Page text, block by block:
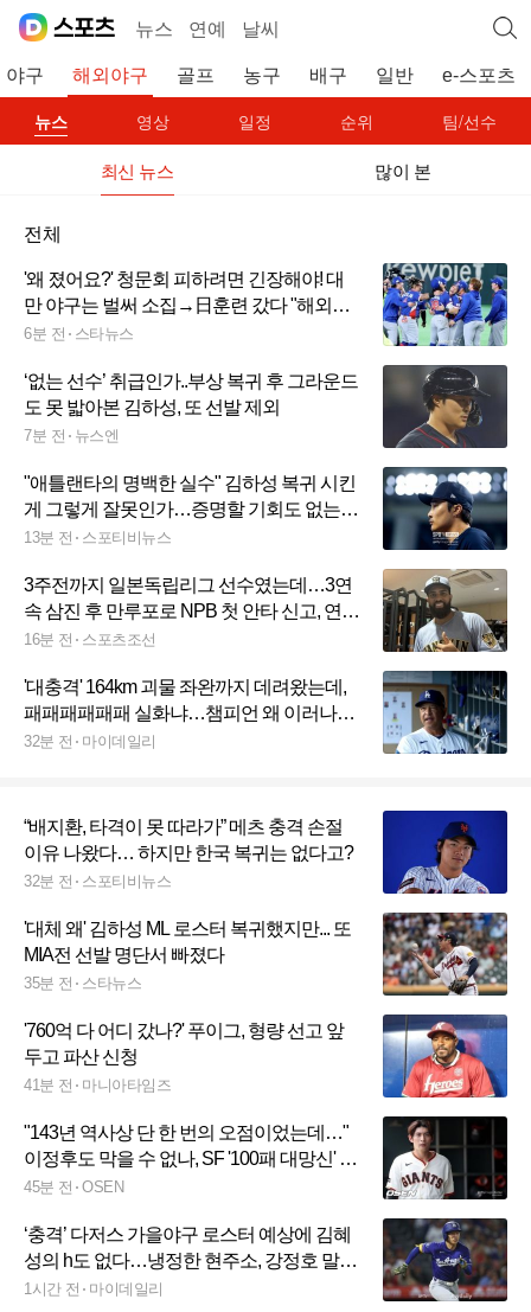
뉴스 연예 날씨
야구 해외야구 골프 농구 배구 일반 e-스포츠
뉴스 영상 일정 순위 팀/선수
최신 뉴스 많이 본
전체
'왜 졌어요?' 청문회 피하려면 긴장해야! 대
만 야구는 벌써 소집→日훈련 갔다 "해외파
다수 합류 예정"
6분 전 스타뉴스
‘없는 선수’ 취급인가..부상 복귀 후 그라운드
도 못 밟아본 김하성, 또 선발 제외
7분 전 뉴스엔
"애틀랜타의 명백한 실수" 김하성 복귀 시킨
게 그렇게 잘못인가…증명할 기회도 없는
데, 쏟아지는 직격탄
13분 전 스포티비뉴스
3주전까지 일본독립리그 선수였는데…3연
속 삼진 후 만루포로 NPB 첫 안타 신고, 연봉
8500만원 외국인 타자 측정불가 괴력[민창
16분 전 스포츠조선
'대충격' 164km 괴물 좌완까지 데려왔는데,
패패패패패패 실화냐…챔피언 왜 이러나
"지는 건 정말 괴롭다, 다시 이겨야 한다"
32분 전 마이데일리
“배지환, 타격이 못 따라가” 메츠 충격 손절
이유 나왔다… 하지만 한국 복귀는 없다고?
32분 전 스포티비뉴스
'대체 왜' 김하성 ML 로스터 복귀했지만... 또
MIA전 선발 명단서 빠졌다
35분 전 스타뉴스
'760억 다 어디 갔나?' 푸이그, 형량 선고 앞
두고 파산 신청
41분 전 마니아타임즈
"143년 역사상 단 한 번의 오점이었는데…"
이정후도 막을 수 없나, SF '100패 대망신' 위
기감 고조
45분 전 OSEN
‘충격’ 다저스 가을야구 로스터 예상에 김혜
성의 h도 없다…냉정한 현주소, 강정호 말
맞다, 트레이드 요구만이 살길
1시간 전 마이데일리